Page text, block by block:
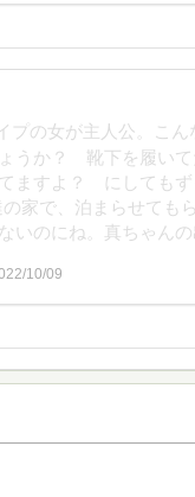
プの女が主人公。こ
うか？ 靴下を履いて
ますよ？ にしてもず
家で、泊まらせても
いのにね。真ちゃん
10/09